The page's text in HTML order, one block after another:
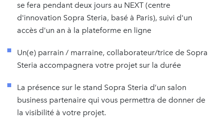
se fera pendant deux jours au NEXT (centre
d'innovation Sopra Steria, basé à Paris), suivi d'un
accès d'un an à la plateforme en ligne
Un(e) parrain / marraine, collaborateur/trice de Sopra
Steria accompagnera votre projet sur la durée
La présence sur le stand Sopra Steria d’un salon
business partenaire qui vous permettra de donner de
la visibilité à votre projet.